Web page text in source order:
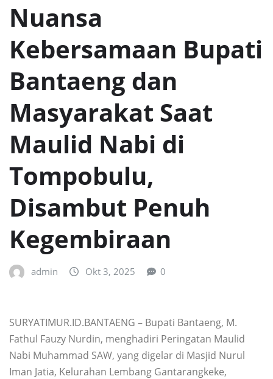
Nuansa
Kebersamaan Bupati
Bantaeng dan
Masyarakat Saat
Maulid Nabi di
Tompobulu,
Disambut Penuh
Kegembiraan
admin Okt 3, 2025 0
SURYATIMUR.ID.BANTAENG – Bupati Bantaeng, M.
Fathul Fauzy Nurdin, menghadiri Peringatan Maulid
Nabi Muhammad SAW, yang digelar di Masjid Nurul
Iman Jatia, Kelurahan Lembang Gantarangkeke,